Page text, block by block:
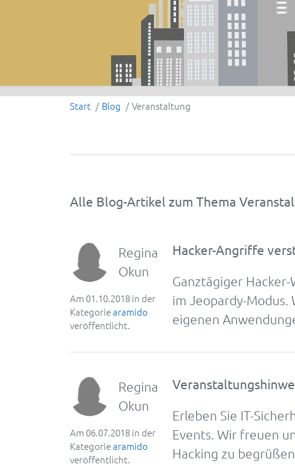
Start Blog Veranstaltung
Alle Blog-Artikel zum Thema
Regina
Okun
Am 01.10.2018 in der
Kategoriearamido
veröffentlicht.
Hacker-Angriffe
Ganztägiger Hacker-
im Jeo­pardy-Modus.
eigenen
Regina
Okun
Am 06.07.2018 in der
Kategoriearamido
veröffentlicht.
Er­le­ben Sie IT-
Events. Wir freu­en
Hacking zu